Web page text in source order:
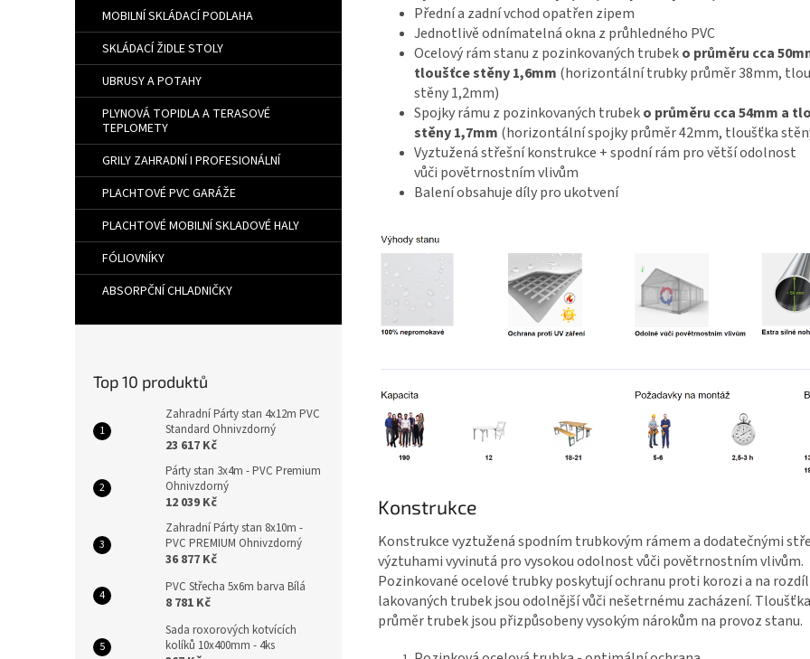
MOBILNÍ SKLÁDACÍ PODLAHA
SKLÁDACÍ ŽIDLE STOLY
UBRUSY A POTAHY
PLYNOVÁ TOPIDLA A TERASOVÉ
TEPLOMETY
GRILY ZAHRADNÍ I PROFESIONÁLNÍ
PLACHTOVÉ PVC GARÁŽE
PLACHTOVÉ MOBILNÍ SKLADOVÉ HALY
FÓLIOVNÍKY
ABSORPČNÍ CHLADNIČKY
Top 10 produktů
Zahradní Párty stan 4x12m PVC
Standard Ohnivzdorný
23 617 Kč
Párty stan 3x4m - PVC Premium
Ohnivzdorný
12 039 Kč
Zahradní Párty stan 8x10m -
PVC PREMIUM Ohnivzdorný
36 877 Kč
PVC Střecha 5x6m barva Bílá
8 781 Kč
Sada roxorových kotvících
kolíků 10x400mm - 4ks
Přední a zadní vchod opatřen zipem
Jednotlivě odnímatelná okna z průhledného PVC
Ocelový rám stanu z pozinkovaných trubeko průměru cca
tloušťce stěny 1,6mm (horizontální trubky průměr 38mm,
stěny 1,2mm)
Spojky rámu z pozinkovaných trubeko průměru cca 54mm a
stěny 1,7mm (horizontální spojky průměr 42mm, tloušťka
Vyztužená střešní konstrukce + spodní rám pro větší odolnost
vůči povětrnostním vlivům
Balení obsahuje díly pro ukotvení
Konstrukce
Konstrukce vyztužená spodním trubkovým rámem a dodatečnými
výztuhami vyvinutá pro vysokou odolnost vůči povětrnostním vlivům.
Pozinkované ocelové trubky poskytují ochranu proti korozi a na
lakovaných trubek jsou odolnější vůči nešetrnému zacházení.
průměr trubek jsou přizpůsobeny vysokým nárokům na provoz stanu.